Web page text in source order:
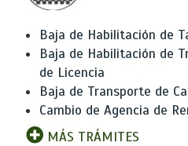
Baja de Habilitación de
Baja de Habilitación de
de Licencia
Baja de Transporte de
Cambio de Agencia de
MÁS TRÁMITES